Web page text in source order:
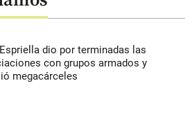
dio por terminadas las
con grupos armados y
megacárceles